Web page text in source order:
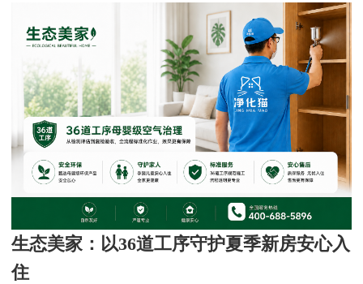
生态美家：以36道工序守护夏季新房安心入
住